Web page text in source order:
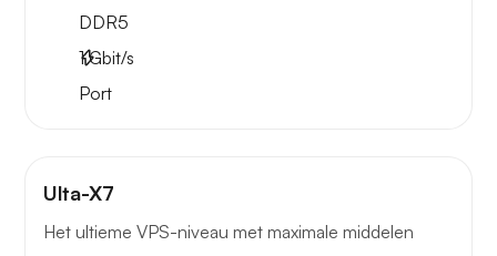
DDR5
1Gbit/s
Port
Ulta-X7
Het ultieme VPS-niveau met maximale middelen